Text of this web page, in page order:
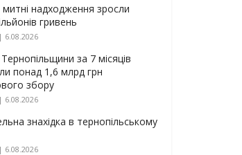
митні надходження зросли
гривень
6.08.2026
за 7 місяців
понад 1,6 млрд грн
збору
6.08.2026
знахідка в тернопільському
6.08.2026